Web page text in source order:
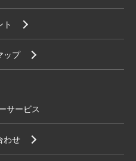
ト
ップ
サービス
わせ